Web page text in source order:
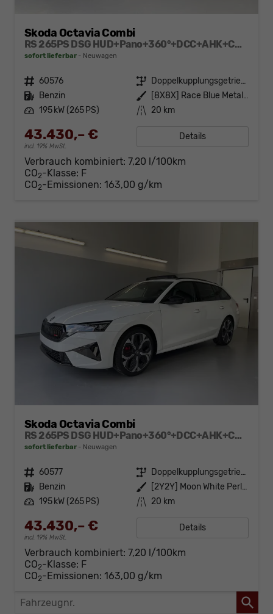
Skoda Octavia Combi
RS 265PS DSG HUD+Pano+360°+DCC+AHK+CANTON+Matrix+Alu19+eHeck+GV4
sofort lieferbar Neuwagen
Fahrzeugnr. 60576 Getriebe
Doppelkupplungsgetriebe (DSG)
Kraftstoff Benzin Außenfarbe
[8X8X] Race Blue Metallic
Leistung 195 kW (265 PS) Kilometerstand 20 km
43.430,– €
incl. 19% MwSt.
Details
Verbrauch kombiniert: 7,20 l/100km
CO2-Klasse: F
CO2-Emissionen: 163,00 g/km
Skoda Octavia Combi
RS 265PS DSG HUD+Pano+360°+DCC+AHK+CANTON+Matrix+Alu19+eHeck+GV4
sofort lieferbar Neuwagen
Fahrzeugnr. 60577 Getriebe
Doppelkupplungsgetriebe (DSG)
Kraftstoff Benzin Außenfarbe
[2Y2Y] Moon White Perleffekt
Leistung 195 kW (265 PS) Kilometerstand 20 km
43.430,– €
incl. 19% MwSt.
Details
Verbrauch kombiniert: 7,20 l/100km
CO2-Klasse: F
CO2-Emissionen: 163,00 g/km
Fahrzeugnr.